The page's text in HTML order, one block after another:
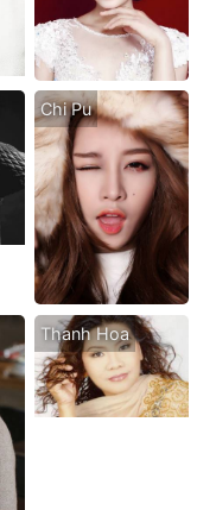
Chi Pu
Thanh Hoa